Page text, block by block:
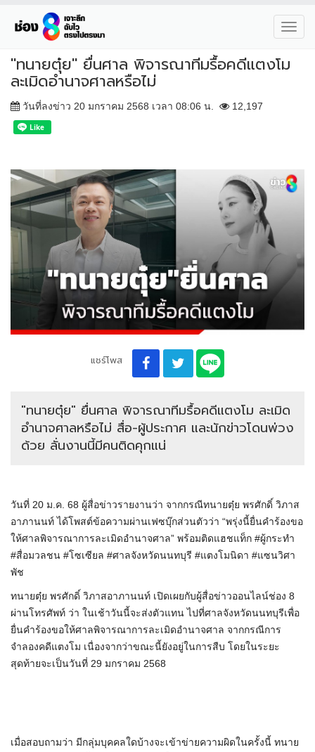
"ทนายตุ๋ย" ยื่นศาล พิจารณาทีมรื้อคดีแตงโม
ละเมิดอำนาจศาลหรือไม่
วันที่ลงข่าว 20 มกราคม 2568 เวลา 08:06 น. 12,197
แชร์โพส
"ทนายตุ๋ย" ยื่นศาล พิจารณาทีมรื้อคดีแตงโม ละเมิด
อำนาจศาลหรือไม่ สื่อ-ผู้ประกาศ และนักข่าวโดนพ่วง
ด้วย ลั่นงานนี้มีคนติดคุกแน่
วันที่ 20 ม.ค. 68 ผู้สื่อข่าวรายงานว่า จากกรณีทนายตุ๋ย พรศักดิ์ วิภาส
อาภานนท์ ได้โพสต์ข้อความผ่านเฟซบุ๊กส่วนตัวว่า “พรุ่งนี้ยื่นคำร้องขอ
ให้ศาลพิจารณาการละเมิดอำนาจศาล” พร้อมติดแฮชแท็ก #ผู้กระทำ
#สื่อมวลชน #โซเซียล #ศาลจังหวัดนนทบุรี #แตงโมนิดา #แซนวิศา
พัช
ทนายตุ๋ย พรศักดิ์ วิภาสอาภานนท์ เปิดเผยกับผู้สื่อข่าวออนไลน์ช่อง 8
ผ่านโทรศัพท์ ว่า ในเช้าวันนี้จะส่งตัวแทน ไปที่ศาลจังหวัดนนทบุรีเพื่อ
ยื่นคำร้องขอให้ศาลพิจารณาการละเมิดอำนาจศาล จากกรณีการ
จำลองคดีแตงโม เนื่องจากว่าขณะนี้ยังอยู่ในการสืบ โดยในระยะ
สุดท้ายจะเป็นวันที่ 29 มกราคม 2568
เมื่อสอบถามว่า มีกลุ่มบุคคลใดบ้างจะเข้าข่ายความผิดในครั้งนี้ ทนาย